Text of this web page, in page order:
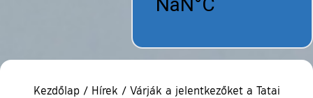
Kezdőlap / Hírek / Várják a jelentkezőket a Tatai